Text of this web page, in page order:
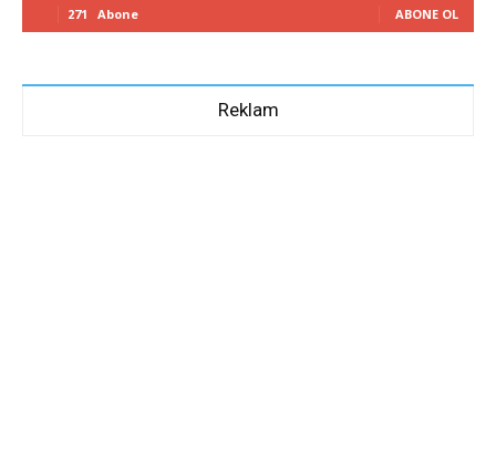
271 Abone ABONE OL
Reklam